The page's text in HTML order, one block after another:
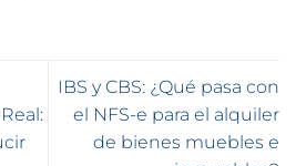
IBS y CBS: ¿Qué pasa con
el NFS-e para el alquiler
de bienes muebles e